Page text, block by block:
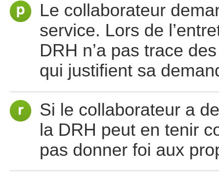
Le collaborateur
service. Lors de
DRH n’a pas trace
qui justifient sa
Si le collaborateur a
la DRH peut en tenir
pas donner foi aux